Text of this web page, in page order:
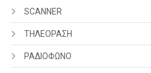
SCANNER
ΤΗΛΕΟΡΑΣΗ
ΡΑΔΙΟΦΩΝΟ